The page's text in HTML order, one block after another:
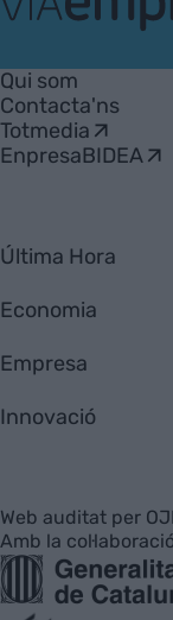
Empresa
Qui som
Contacta'ns
Totmedia
EnpresaBIDEA
Última Hora
Economia
Empresa
Innovació
Web auditat per
Amb la